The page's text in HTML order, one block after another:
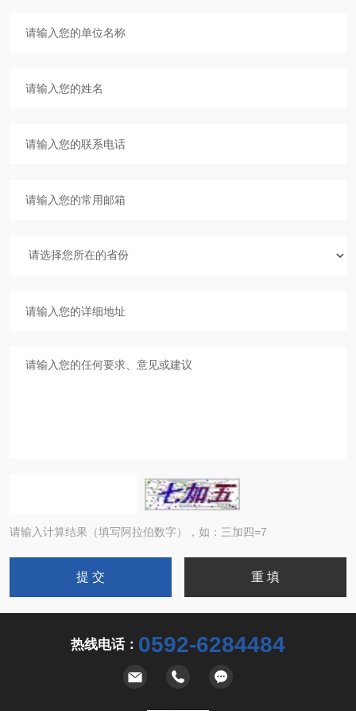
请输入计算结果（填写阿拉伯数字），如：三加四=7
热线电话： 0592-6284484